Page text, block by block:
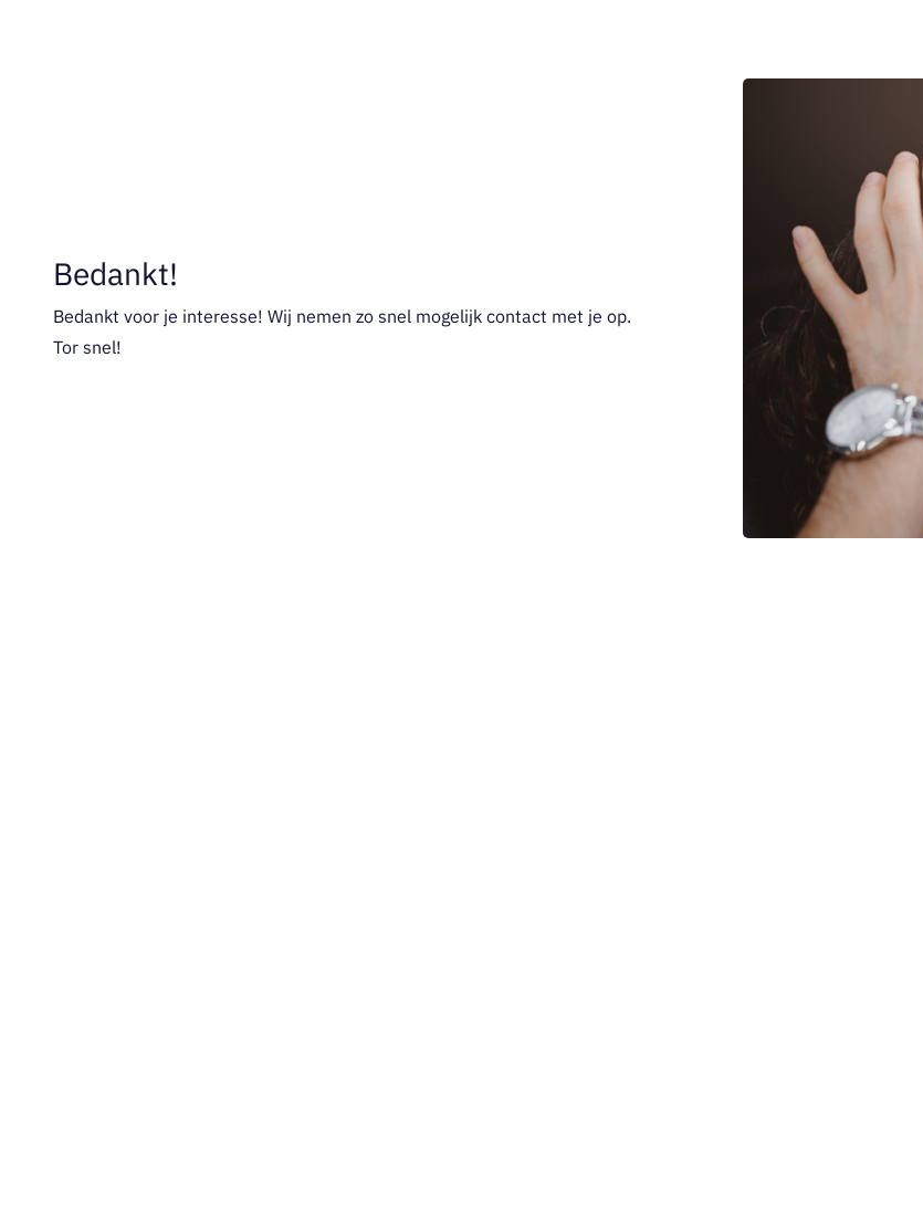
Bedankt!
Bedankt voor je interesse! Wij nemen zo snel mogelijk contact met je op.
Tor snel!